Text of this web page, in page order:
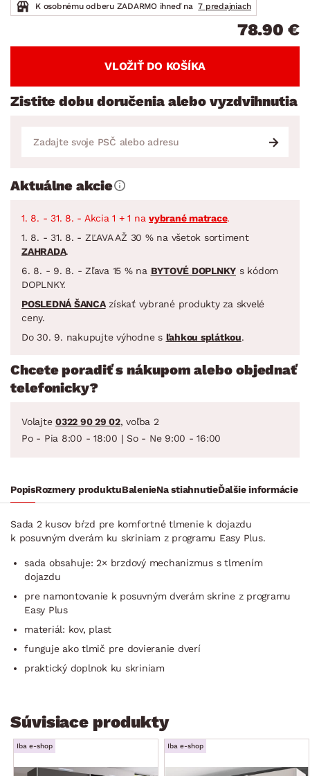
K osobnému odberu ZADARMO ihneď na 7 predajniach
78.90 €
VLOŽIŤ DO KOŠÍKA
Zistite dobu doručenia alebo vyzdvihnutia
Aktuálne akcie
1. 8. - 31. 8. - Akcia 1 + 1 na vybrané matrace.
1. 8. - 31. 8. - ZĽAVA AŽ 30 % na všetok sortiment
ZAHRADA.
6. 8. - 9. 8. - Zľava 15 % na BYTOVÉ DOPLNKY s kódom
DOPLNKY.
POSLEDNÁ ŠANCAzískať vybrané produkty za skvelé
ceny.
Do 30. 9. nakupujte výhodne s ľahkou splátkou.
Chcete poradiť s nákupom alebo objednať
telefonicky?
Volajte 0322 90 29 02, voľba 2
Po - Pia 8:00 - 18:00 | So - Ne 9:00 - 16:00
PopisRozmery produktuBalenieNa stiahnutieĎalšie informácie
Sada 2 kusov bŕzd pre komfortné tlmenie k dojazdu
k posuvným dverám ku skriniam z programu Easy Plus.
sada obsahuje: 2× brzdový mechanizmus s tlmením
dojazdu
pre namontovanie k posuvným dverám skrine z programu
Easy Plus
materiál: kov, plast
funguje ako tlmič pre dovieranie dverí
praktický doplnok ku skriniam
Súvisiace produkty
Iba e-shop Iba e-shop